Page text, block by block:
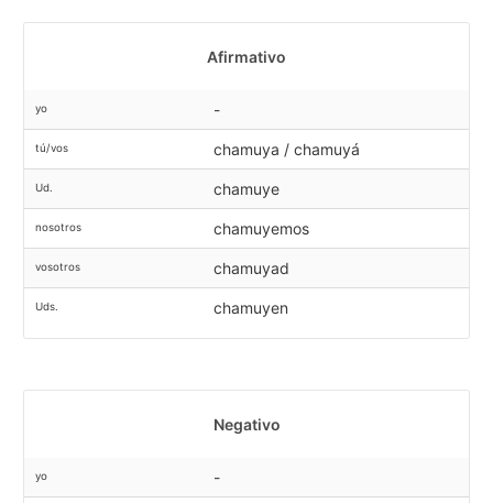
Afirmativo
yo -
tú/vos chamuya / chamuyá
Ud. chamuye
nosotros chamuyemos
vosotros chamuyad
Uds. chamuyen
Negativo
yo -